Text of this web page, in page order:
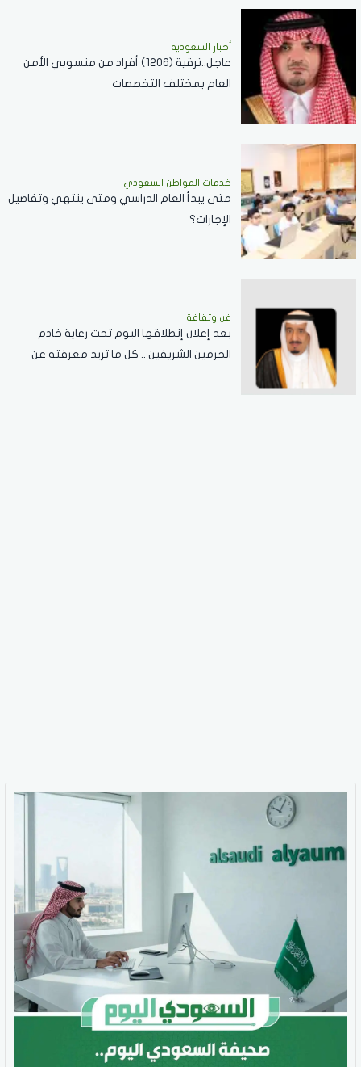
أخبار السعودية
عاجل..ترقية (1206) أفراد من منسوبي الأمن
العام بمختلف التخصصات
خدمات المواطن السعودي
‏متى يبدأ العام الدراسي ومتى ينتهي وتفاصيل
الإجازات؟
فن وثقافة
بعد إعلان إنطلاقها اليوم تحت رعاية خادم
الحرمين الشريفين .. كل ما تريد معرفته عن